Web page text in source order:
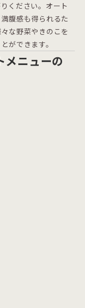
ください。オート
腹感も得られるた
な野菜やきのこを
ができます。
メニューの